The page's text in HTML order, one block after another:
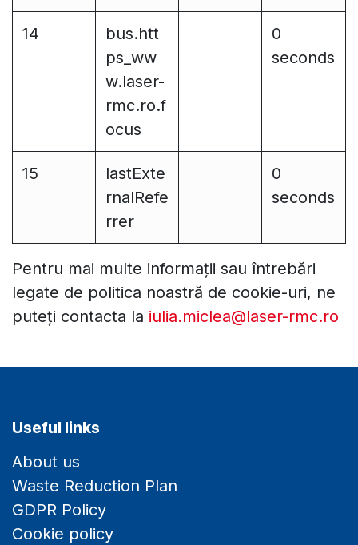
14
bus.htt
ps_ww
w.laser-
rmc.ro.f
ocus
0
seconds
15
lastExte
rnalRefe
rrer
0
seconds
Pentru mai multe informații sau întrebări
legate de politica noastră de cookie-uri, ne
puteți contacta la iulia.miclea@laser-rmc.ro
Useful links
About us
Waste Reduction Plan
GDPR Policy
Cookie policy